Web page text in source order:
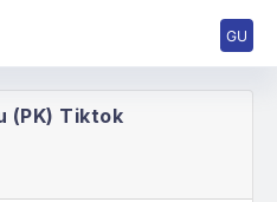
(PK) Tiktok